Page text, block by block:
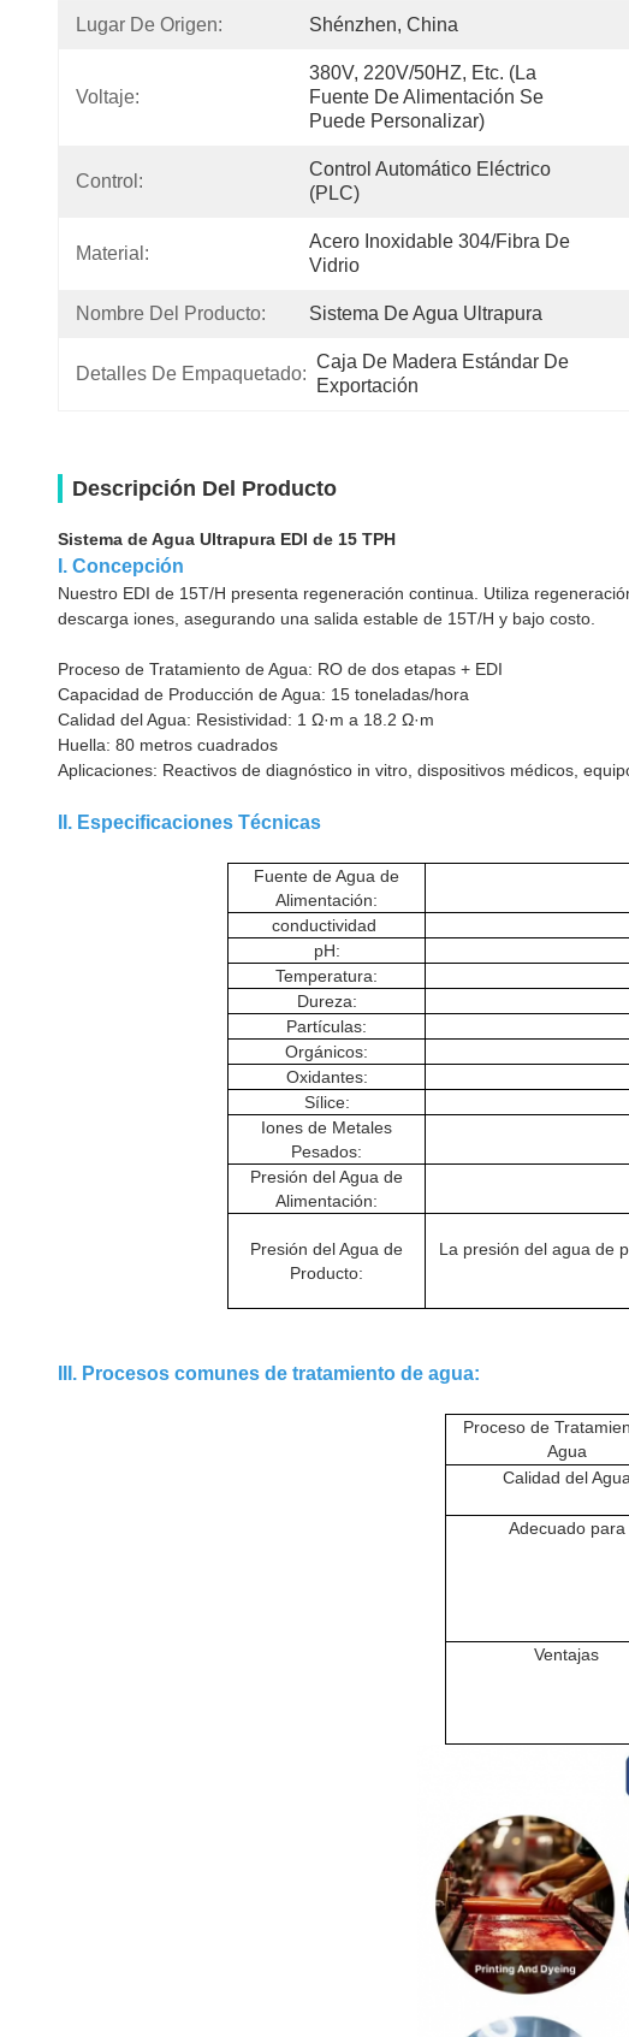
Lugar De Origen: Shénzhen, China
Voltaje:
380V, 220V/50HZ, Etc. (La
Fuente De Alimentación Se
Puede Personalizar)
Control:
Control Automático Eléctrico
(PLC)
Material:
Acero Inoxidable 304/Fibra De
Vidrio
Nombre Del Producto: Sistema De Agua Ultrapura
Detalles De Empaquetado:
Caja De Madera Estándar De
Exportación
Descripción Del Producto
Sistema de Agua Ultrapura EDI de 15 TPH
I. Concepción
Nuestro EDI de 15T/H presenta regeneración continua. Utiliza
descarga iones, asegurando una salida estable de 15T/H y bajo costo.
Proceso de Tratamiento de Agua: RO de dos etapas + EDI
Capacidad de Producción de Agua: 15 toneladas/hora
Calidad del Agua: Resistividad: 1 Ω·m a 18.2 Ω·m
Huella: 80 metros cuadrados
Aplicaciones: Reactivos de diagnóstico in vitro, dispositivos médicos,
II. Especificaciones Técnicas
Fuente de Agua de
Alimentación:
conductividad
pH:
Temperatura:
Dureza:
Partículas:
Orgánicos:
Oxidantes:
Sílice:
Iones de Metales
Pesados:
Presión del Agua de
Alimentación:
Presión del Agua de
Producto:
La presión del agua de
III. Procesos comunes de tratamiento de agua:
Proceso de
Agua
Calidad del Agua
Adecuado para
Ventajas